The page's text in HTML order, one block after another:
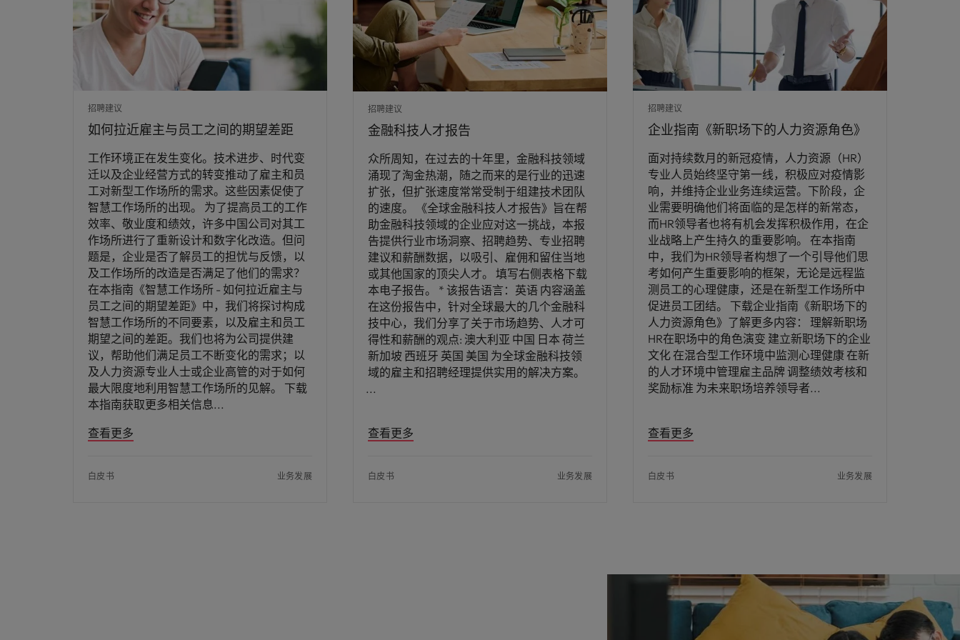
招聘建议
如何拉近雇主与员工之间的期望差距
⼯作环境正在发⽣变化。技术进步、时代变
迁以及企业经营⽅式的转变推动了雇主和员
⼯对新型⼯作场所的需求。这些因素促使了
智慧⼯作场所的出现。 为了提高员工的工作
效率、敬业度和绩效，许多中国公司对其工
作场所进行了重新设计和数字化改造。但问
题是，企业是否了解员工的担忧与反馈，以
及工作场所的改造是否满足了他们的需求？
在本指南《智慧工作场所 - 如何拉近雇主与
员工之间的期望差距》中，我们将探讨构成
智慧工作场所的不同要素，以及雇主和员工
期望之间的差距。我们也将为公司提供建
议，帮助他们满足员工不断变化的需求；以
及人力资源专业人士或企业高管的对于如何
最大限度地利用智慧工作场所的见解。 下载
本指南获取更多相关信息
查看更多
白皮书 业务发展
招聘建议
金融科技人才报告
众所周知，在过去的十年里，金融科技领域
涌现了淘金热潮，随之而来的是行业的迅速
扩张，但扩张速度常常受制于组建技术团队
的速度。 《全球金融科技人才报告》旨在帮
助金融科技领域的企业应对这一挑战，本报
告提供行业市场洞察、招聘趋势、专业招聘
建议和薪酬数据，以吸引、雇佣和留住当地
或其他国家的顶尖人才。 填写右侧表格下载
本电子报告。 * 该报告语言：英语 内容涵盖
在这份报告中，针对全球最大的几个金融科
技中心，我们分享了关于市场趋势、人才可
得性和薪酬的观点: 澳大利亚 中国 日本 荷兰
新加坡 西班牙 英国 美国 为全球金融科技领
域的雇主和招聘经理提供实用的解决方案。
查看更多
白皮书 业务发展
招聘建议
企业指南《新职场下的人力资源角色》
面对持续数月的新冠疫情，人力资源（HR）
专业人员始终坚守第一线，积极应对疫情影
响，并维持企业业务连续运营。下阶段，企
业需要明确他们将面临的是怎样的新常态，
而HR领导者也将有机会发挥积极作用，在企
业战略上产生持久的重要影响。 在本指南
中，我们为HR领导者构想了一个引导他们思
考如何产生重要影响的框架，无论是远程监
测员工的心理健康，还是在新型工作场所中
促进员工团结。 下载企业指南《新职场下的
人力资源角色》了解更多内容： 理解新职场
HR在职场中的角色演变 建立新职场下的企业
文化 在混合型工作环境中监测心理健康 在新
的人才环境中管理雇主品牌 调整绩效考核和
奖励标准 为未来职场培养领导者
查看更多
白皮书 业务发展